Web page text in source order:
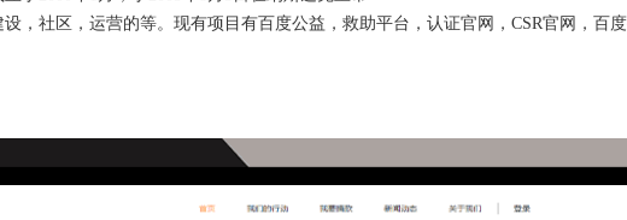
，社区，运营的等。现有项目有百度公益，救助平台，认证官网，CSR官网，百